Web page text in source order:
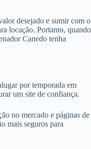
desejado e sumir com o
locação. Portanto, quando
Canedo tenha
por temporada em
um site de confiança.
no mercado e páginas de
mais seguros para